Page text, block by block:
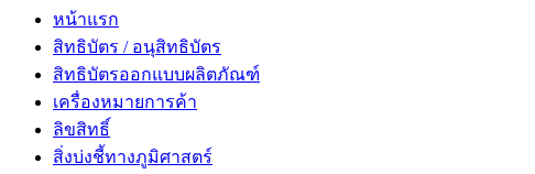
หน้าแรก
สิทธิบัตร / อนุสิทธิบัตร
สิทธิบัตรออกแบบผลิตภัณฑ์
เครื่องหมายการค้า
ลิขสิทธิ์
สิ่งบ่งชี้ทางภูมิศาสตร์